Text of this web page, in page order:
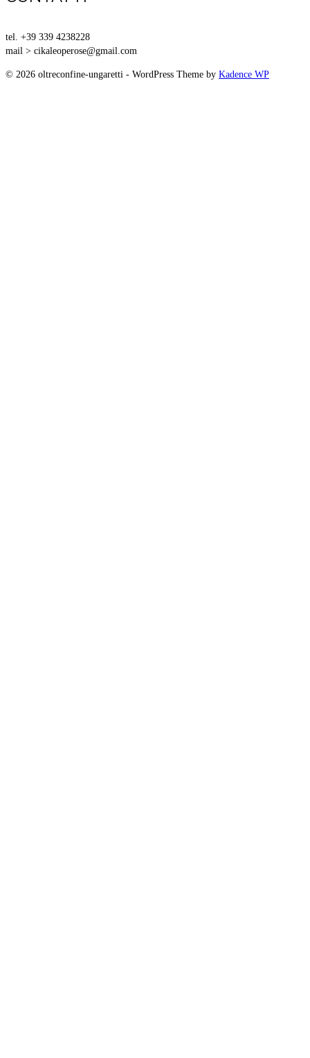
tel. +39 339 4238228
mail > cikaleoperose@gmail.com
© 2026 oltreconfine-ungaretti - WordPress Theme by Kadence WP